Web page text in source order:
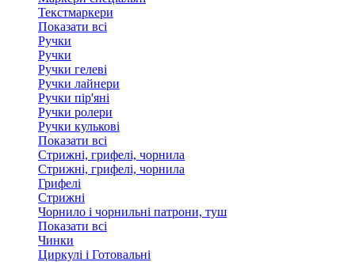
Текстмаркери
Показати всі
Ручки
Ручки
Ручки гелеві
Ручки лайнери
Ручки пір'яні
Ручки ролери
Ручки кулькові
Показати всі
Стрижні, грифелі, чорнила
Стрижні, грифелі, чорнила
Грифелі
Стрижні
Чорнило і чорнильні патрони, туш
Показати всі
Чинки
Циркулі і Готовальні